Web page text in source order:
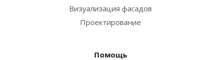
Визуализация фасадов
Проектирование
Помощь